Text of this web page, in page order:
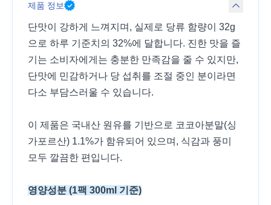
제품 정보
단맛이 강하게 느껴지며, 실제로 당류 함량이 32g
으로 하루 기준치의 32%에 달합니다. 진한 맛을 즐
기는 소비자에게는 충분한 만족감을 줄 수 있지만,
단맛에 민감하거나 당 섭취를 조절 중인 분이라면
다소 부담스러울 수 있습니다.
이 제품은 국내산 원유를 기반으로 코코아분말(싱
가포르산) 1.1%가 함유되어 있으며, 식감과 풍미
모두 깔끔한 편입니다.
영양성분 (1팩 300ml 기준)